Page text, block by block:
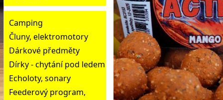
Camping
Čluny, elektromotory
Dárkové předměty
Dírky - chytání pod ledem
Echoloty, sonary
Feederový program,